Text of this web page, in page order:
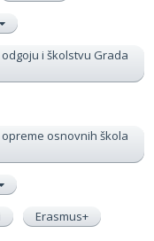
i školstvu Grada
osnovnih škola
Erasmus+